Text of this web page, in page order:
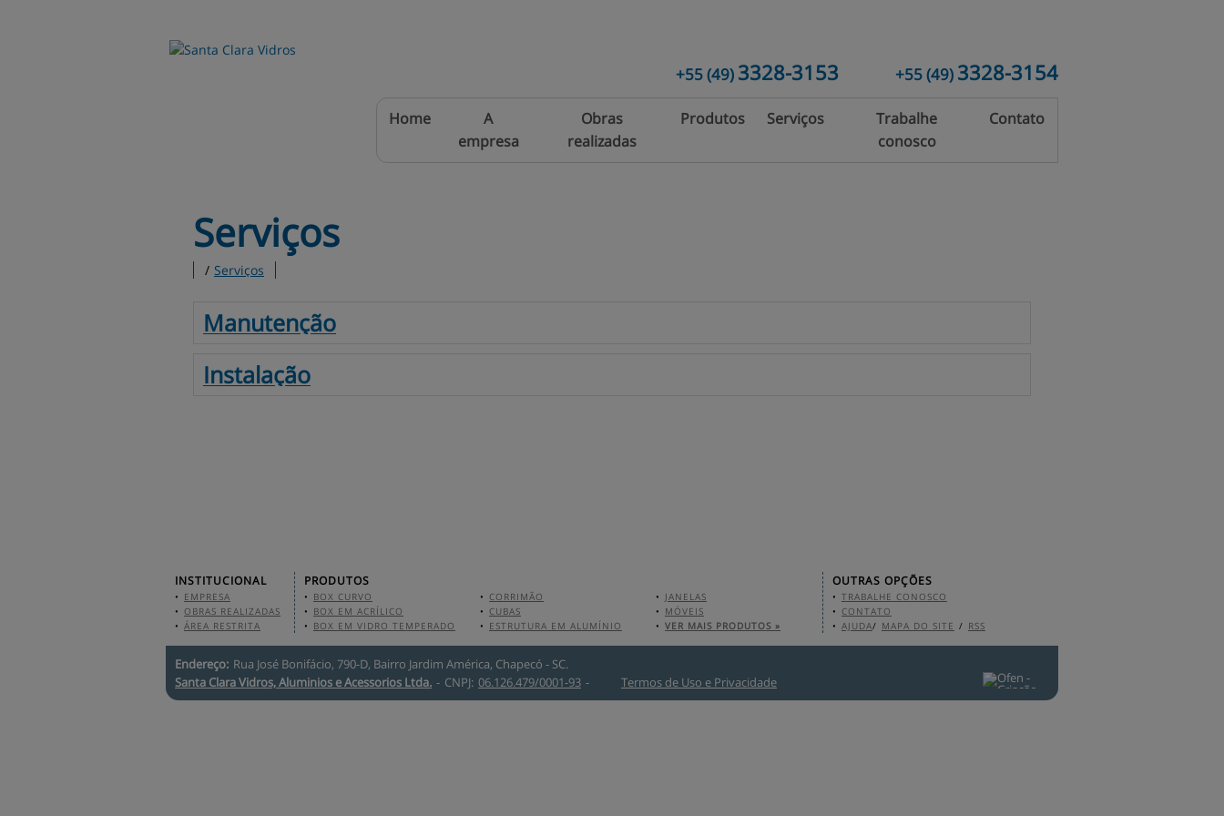
+55(49) 3328-3153 +55(49) 3328-3154
Home
A
empresa
Obras
realizadas
Produtos
Vidros
Temperados
Serviços
Trabalhe
conosco
Contato
Serviços
/ Serviços
Manutenção
Instalação
INSTITUCIONAL
• EMPRESA
• OBRAS REALIZADAS
• ÁREA RESTRITA
PRODUTOS
• BOX CURVO
• BOX EM ACRÍLICO
• BOX EM VIDRO TEMPERADO
• CORRIMÃO
• CUBAS
• ESTRUTURA EM ALUMÍNIO
• JANELAS
• MÓVEIS
• VER MAIS PRODUTOS »
OUTRAS OPÇÕES
• TRABALHE CONOSCO
• CONTATO
• AJUDA/ MAPA DO SITE / RSS
Endereço: Rua José Bonifácio, 790-D, Bairro Jardim América, Chapecó - SC.
Santa Clara Vidros, Aluminios e Acessorios Ltda. - CNPJ: 06.126.479/0001-93 - Termos de Uso e Privacidade